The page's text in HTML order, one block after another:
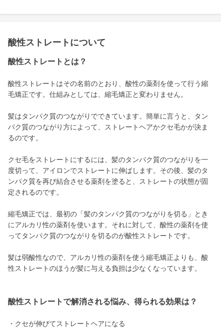
酸性ストレートについて
酸性ストレートとは？
酸性ストレートはその名前のとおり、酸性の薬剤を使って行う縮
毛矯正です。仕組みとしては、縮毛矯正と変わりません。
髪はタンパク質のつながりでできています。簡単に言うと、タン
パク質のつながり方によって、ストレートヘアかクセ毛かが決ま
るのです。
クセ毛をストレートにするには、髪のタンパク質のつながりを一
度切って、アイロンでストレートに伸ばします。その後、髪のタ
ンパク質を再び結合させる薬剤を塗ると、ストレートの状態が固
定されるのです。
縮毛矯正では、最初の「髪のタンパク質のつながりを切る」とき
にアルカリ性の薬剤を使います。それに対して、酸性の薬剤を使
ってタンパク質のつながりを切るのが酸性ストレートです。
髪は弱酸性なので、アルカリ性の薬剤を使う縮毛矯正よりも、酸
性ストレートのほうが髪に与える負担は少なくなっています。
酸性ストレートで解消される悩み、得られる効果は？
・クセが伸びてストレートヘアになる